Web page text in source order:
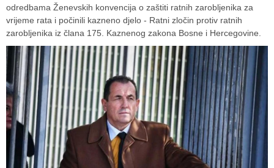
odredbama Ženevskih konvencija o zaštiti ratnih zarobljenika za
vrijeme rata i počinili kazneno djelo - Ratni zločin protiv ratnih
zarobljenika iz člana 175. Kaznenog zakona Bosne i Hercegovine.